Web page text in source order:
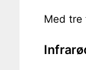
Med tre